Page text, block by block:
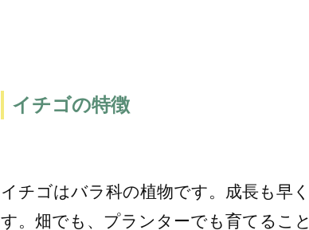
イチゴの特徴
イチゴはバラ科の植物です。成長も早
す。畑でも、プランターでも育てるこ